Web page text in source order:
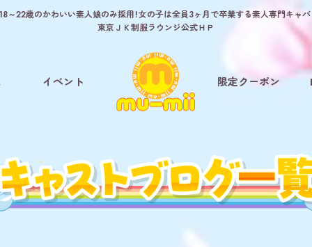
22歳のかわいい素人娘のみ採用！女の子は全員3ヶ月で卒業する素人専門キャバ
東京ＪＫ制服ラウンジ公式ＨＰ
イベント 限定クーポン